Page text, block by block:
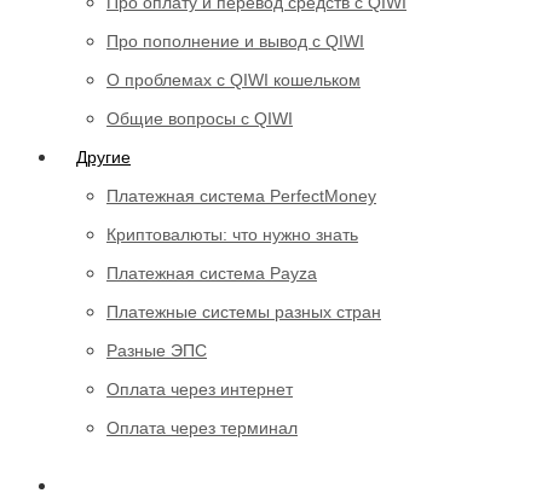
Про пополнение и вывод с QIWI
О проблемах с QIWI кошельком
Общие вопросы с QIWI
Другие
Платежная система PerfectMoney
Криптовалюты: что нужно знать
Платежная система Payza
Платежные системы разных стран
Разные ЭПС
Оплата через интернет
Оплата через терминал